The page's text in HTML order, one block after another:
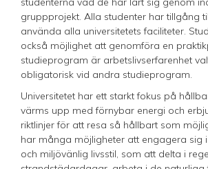
gruppprojekt. Alla studenter har tillgång
använda alla universitetets faciliteter.
också möjlighet att genomföra en
studieprogram är arbetslivserfarenhet
obligatorisk vid andra studieprogram.
Universitetet har ett starkt fokus på
värms upp med förnybar energi och
riktlinjer för att resa så hållbart som
har många möjligheter att engagera sig
och miljövänlig livsstil, som att delta i